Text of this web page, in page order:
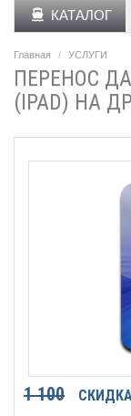
КАТАЛОГ
Главная УСЛУГИ
ПЕРЕНОС
(IPAD) НА
1 100 СКИДКА